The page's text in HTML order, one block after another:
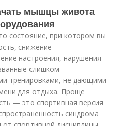
мышцы живота
состояние, при котором вы
снижение
настроения, нарушения
слишком
тренировками, не дающими
для отдыха. Проще
— это спортивная версия
синдрома